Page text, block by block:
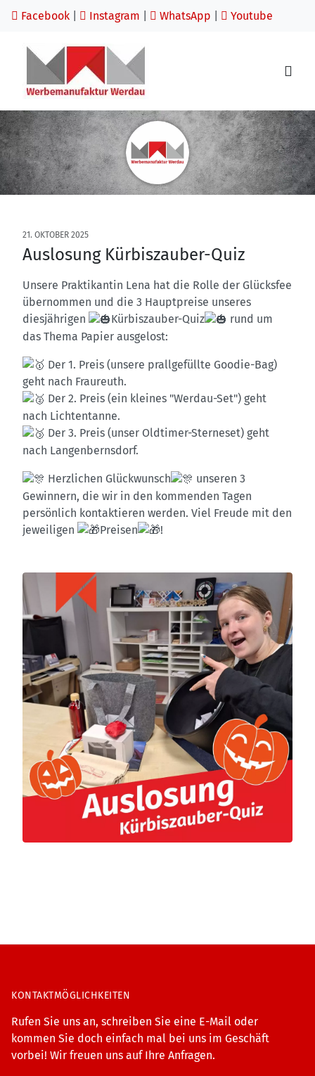
Facebook Instagram WhatsApp Youtube
21. OKTOBER 2025
Auslosung Kürbiszauber-Quiz
Unsere Praktikantin Lena hat die Rolle der Glücksfee
übernommen und die 3 Hauptpreise unseres
diesjährigen
Kürbiszauber-Quiz
rund um
das Thema Papier ausgelost:
Der 1. Preis (unsere prallgefüllte Goodie-Bag)
geht nach Fraureuth.
Der 2. Preis (ein kleines "Werdau-Set") geht
nach Lichtentanne.
Der 3. Preis (unser Oldtimer-Sterneset) geht
nach Langenbernsdorf.
Herzlichen Glückwunsch
unseren 3
Gewinnern, die wir in den kommenden Tagen
persönlich kontaktieren werden. Viel Freude mit den
jeweiligen
Preisen !
KONTAKTMÖGLICHKEITEN
Rufen Sie uns an, schreiben Sie eine E-Mail oder
kommen Sie doch einfach mal bei uns im Geschäft
vorbei! Wir freuen uns auf Ihre Anfragen.